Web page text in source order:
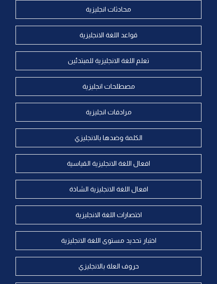
محادثات انجليزية
قواعد اللغة الانجليزية
تعلم اللغة الانجليزية للمبتدئين
مصطلحات انجليزية
مرادفات انجليزية
الكلمة وضدها بالانجليزي
افعال اللغة الانجليزية القياسية
افعال اللغة الانجليزية الشاذة
اختصارات اللغة الانجليزية
اختبار تحديد مستوى اللغة الانجليزية
حروف العلة بالانجليزي